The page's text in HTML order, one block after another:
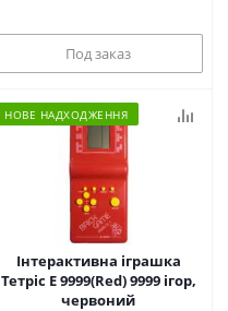
Под заказ
НОВЕ НАДХОДЖЕННЯ
Інтерактивна іграшка
Тетріс Е 9999(Red) 9999 ігор,
червоний